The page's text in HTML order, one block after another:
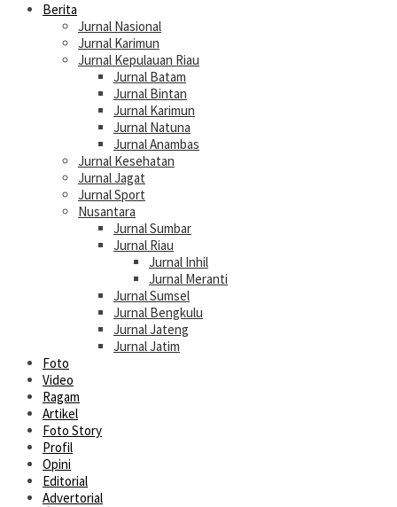
Berita
Jurnal Nasional
Jurnal Karimun
Jurnal Kepulauan Riau
Jurnal Batam
Jurnal Bintan
Jurnal Karimun
Jurnal Natuna
Jurnal Anambas
Jurnal Kesehatan
Jurnal Jagat
Jurnal Sport
Nusantara
Jurnal Sumbar
Jurnal Riau
Jurnal Inhil
Jurnal Meranti
Jurnal Sumsel
Jurnal Bengkulu
Jurnal Jateng
Jurnal Jatim
Foto
Video
Ragam
Artikel
Foto Story
Profil
Opini
Editorial
Advertorial